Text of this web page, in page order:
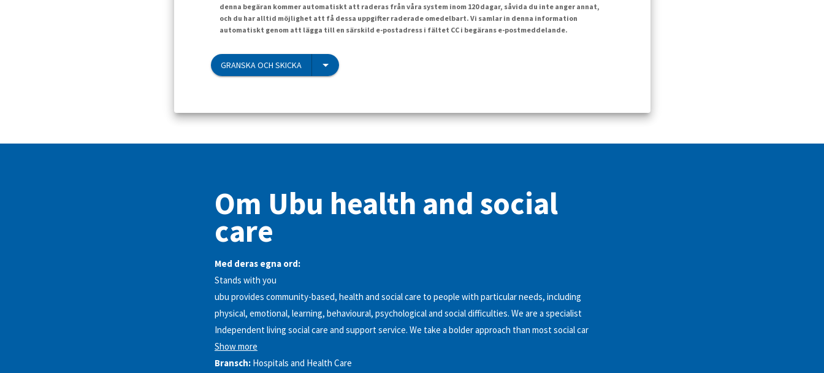
denna begäran kommer automatiskt att raderas från våra system inom 120 dagar, såvida du inte anger annat,
och du har alltid möjlighet att få dessa uppgifter raderade omedelbart. Vi samlar in denna information
automatiskt genom att lägga till en särskild e-postadress i fältet CC i begärans e-postmeddelande.
GRANSKA OCH SKICKA
Om Ubu health and social
care
Med deras egna ord:
Stands with you
ubu provides community-based, health and social care to people with particular needs, including
physical, emotional, learning, behavioural, psychological and social difficulties. We are a specialist
Independent living social care and support service. We take a bolder approach than most social car
Show more
Bransch: Hospitals and Health Care